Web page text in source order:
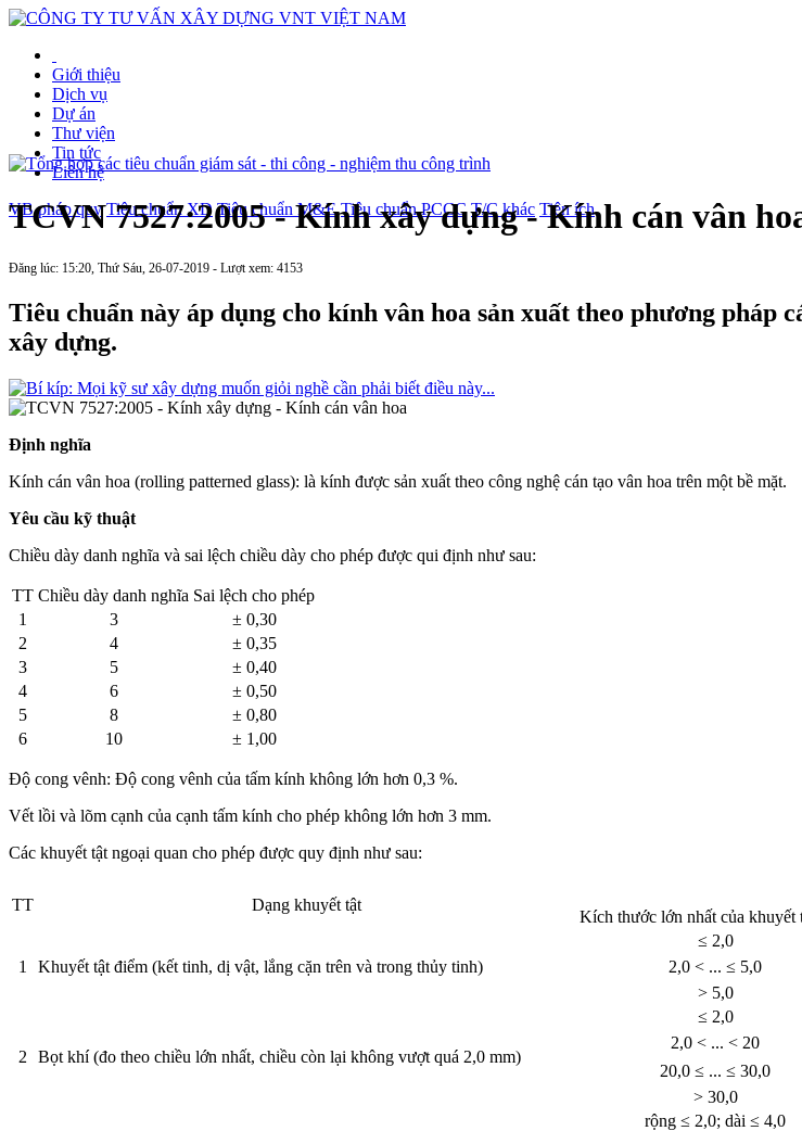
Giới thiệu
Dịch vụ
Dự án
Thư viện
Tin tức
Liên hệ
VB pháp quy Tiêu chuẩn XD Tiêu chuẩn M&E Tiêu chuẩn PCCC T/C khác Tiện ích
TCVN 7527:2005 - Kính xây dựng - Kính cán vân
Đăng lúc: 15:20, Thứ Sáu, 26-07-2019 - Lượt xem: 4153
Tiêu chuẩn này áp dụng cho kính vân hoa sản xuất theo phương pháp
xây dựng.
Định nghĩa
Kính cán vân hoa (rolling patterned glass): là kính được sản xuất theo công nghệ cán tạo vân hoa trên một bề mặt.
Yêu cầu kỹ thuật
Chiều dày danh nghĩa và sai lệch chiều dày cho phép được qui định như sau:
TT Chiều dày danh nghĩa Sai lệch cho phép
1
3
± 0,30
2
4
± 0,35
3
5
± 0,40
4
6
± 0,50
5
8
± 0,80
6
10 ± 1,00
Độ cong vênh: Độ cong vênh của tấm kính không lớn hơn 0,3 %.
Vết lồi và lõm cạnh của cạnh tấm kính cho phép không lớn hơn 3 mm.
Các khuyết tật ngoại quan cho phép được quy định như sau:
TT Dạng khuyết tật
Kích thước lớn nhất của khuyết
1 Khuyết tật điểm (kết tinh, dị vật, lắng cặn trên và trong thủy tinh)
≤ 2,0
2,0 < ... ≤ 5,0
> 5,0
2 Bọt khí (đo theo chiều lớn nhất, chiều còn lại không vượt quá 2,0 mm)
≤ 2,0
2,0 < ... < 20
20,0 ≤ ... ≤ 30,0
> 30,0
rộng ≤ 2,0; dài ≤ 4,0